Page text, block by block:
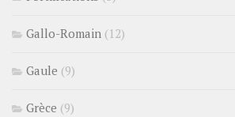
Gallo-Romain (12)
Gaule (9)
Grèce (9)